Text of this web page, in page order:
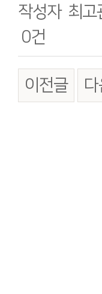
작성자 최고
0건
이전글